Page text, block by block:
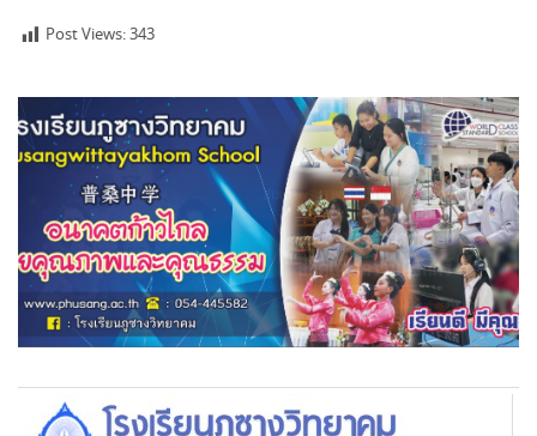
Post Views:343